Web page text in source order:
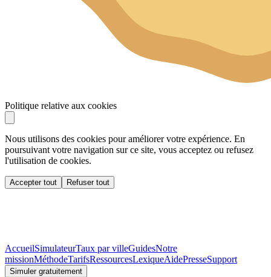
Politique relative aux cookies
Nous utilisons des cookies pour améliorer votre expérience. En
poursuivant votre navigation sur ce site, vous acceptez ou refusez
l'utilisation de cookies.
Accepter tout Refuser tout
AccueilSimulateurTaux par villeGuidesNotre
missionMéthodeTarifsRessourcesLexiqueAidePresseSupport
Simuler gratuitement